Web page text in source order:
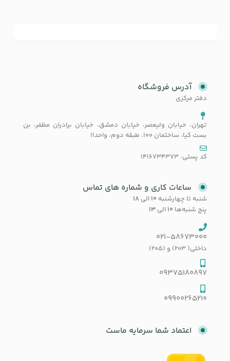
آدرس فروشگاه
دفتر مرکزی
تهران، خیابان ولیعصر، خیابان دمشق، خیابان برادران مظفر، بن
بست کیا، ساختمان 100، طبقه دوم، واحد11
کد پستی: 1416734373
ساعات کاری و شماره های تماس
شنبه تا چهارشنبه ۱۰ الی ۱۸
پنج شنبه‌ها ۱۰ الی ۱۳
021-58673000
داخلی( 203) و (205)
09375180897
09900265210
اعتماد شما سرمایه ماست